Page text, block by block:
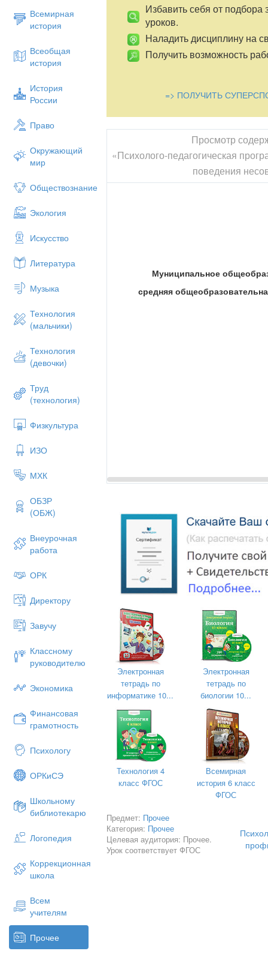
Всемирная
история
Всеобщая
история
История
России
Право
Окружающий
мир
Обществознание
Экология
Искусство
Литература
Музыка
Технология
(мальчики)
Технология
(девочки)
Труд
(технология)
Физкультура
ИЗО
МХК
ОБЗР
(ОБЖ)
Внеурочная
работа
ОРК
Директору
Завучу
Классному
руководителю
Экономика
Финансовая
грамотность
Психологу
ОРКиСЭ
Школьному
библиотекарю
Логопедия
Коррекционная
школа
Всем
учителям
Прочее
Избавить себя от подбора
уроков.
Наладить дисциплину на
Получить возможность
=> ПОЛУЧИТЬ
Просмотр
«Психолого-педагогическая
поведения
Муниципальное
средняя
Психолого-
по профилактике девиантного
на 2024-
Электронная
тетрадь по
информатике 10...
Электронная
тетрадь по
биологии 10...
Технология 4
класс ФГОС
Всемирная
история 6 класс
ФГОС
Предмет: Прочее
Категория: Прочее
Целевая аудитория: Прочее.
Урок соответствует ФГОС